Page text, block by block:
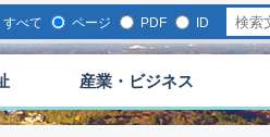
すべて ページ PDF ID
産業・ビジネス